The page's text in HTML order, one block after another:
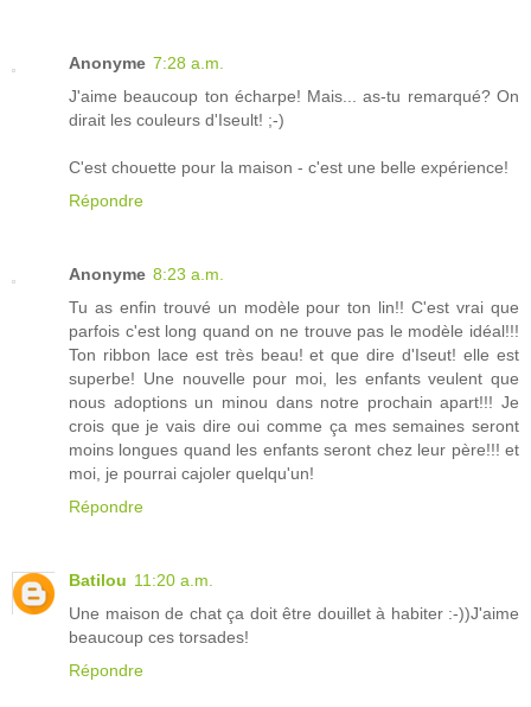
Anonyme 7:28 a.m.
J'aime beaucoup ton écharpe! Mais... as-tu remarqué? On
dirait les couleurs d'Iseult! ;-)
C'est chouette pour la maison - c'est une belle expérience!
Répondre
Anonyme 8:23 a.m.
Tu as enfin trouvé un modèle pour ton lin!! C'est vrai que
parfois c'est long quand on ne trouve pas le modèle idéal!!!
Ton ribbon lace est très beau! et que dire d'Iseut! elle est
superbe! Une nouvelle pour moi, les enfants veulent que
nous adoptions un minou dans notre prochain apart!!! Je
crois que je vais dire oui comme ça mes semaines seront
moins longues quand les enfants seront chez leur père!!! et
moi, je pourrai cajoler quelqu'un!
Répondre
Batilou 11:20 a.m.
Une maison de chat ça doit être douillet à habiter :-))J'aime
beaucoup ces torsades!
Répondre